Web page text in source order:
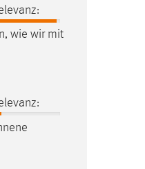
wie wir mit